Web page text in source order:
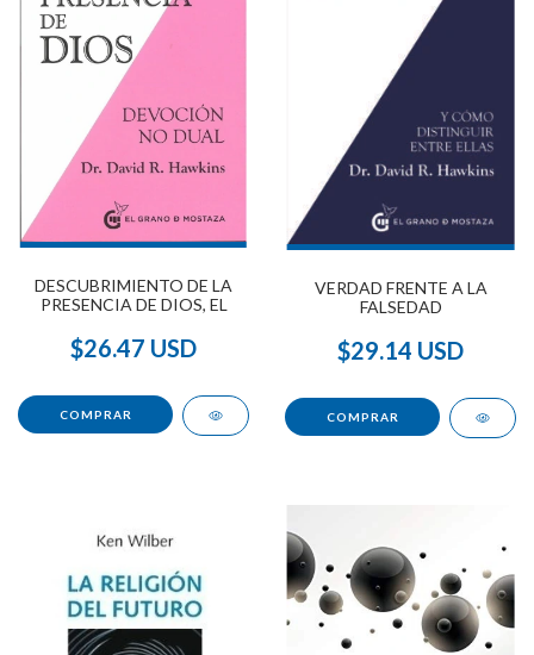
DESCUBRIMIENTO DE LA
PRESENCIA DE DIOS, EL
$26.47 USD
VERDAD FRENTE A LA
FALSEDAD
$29.14 USD